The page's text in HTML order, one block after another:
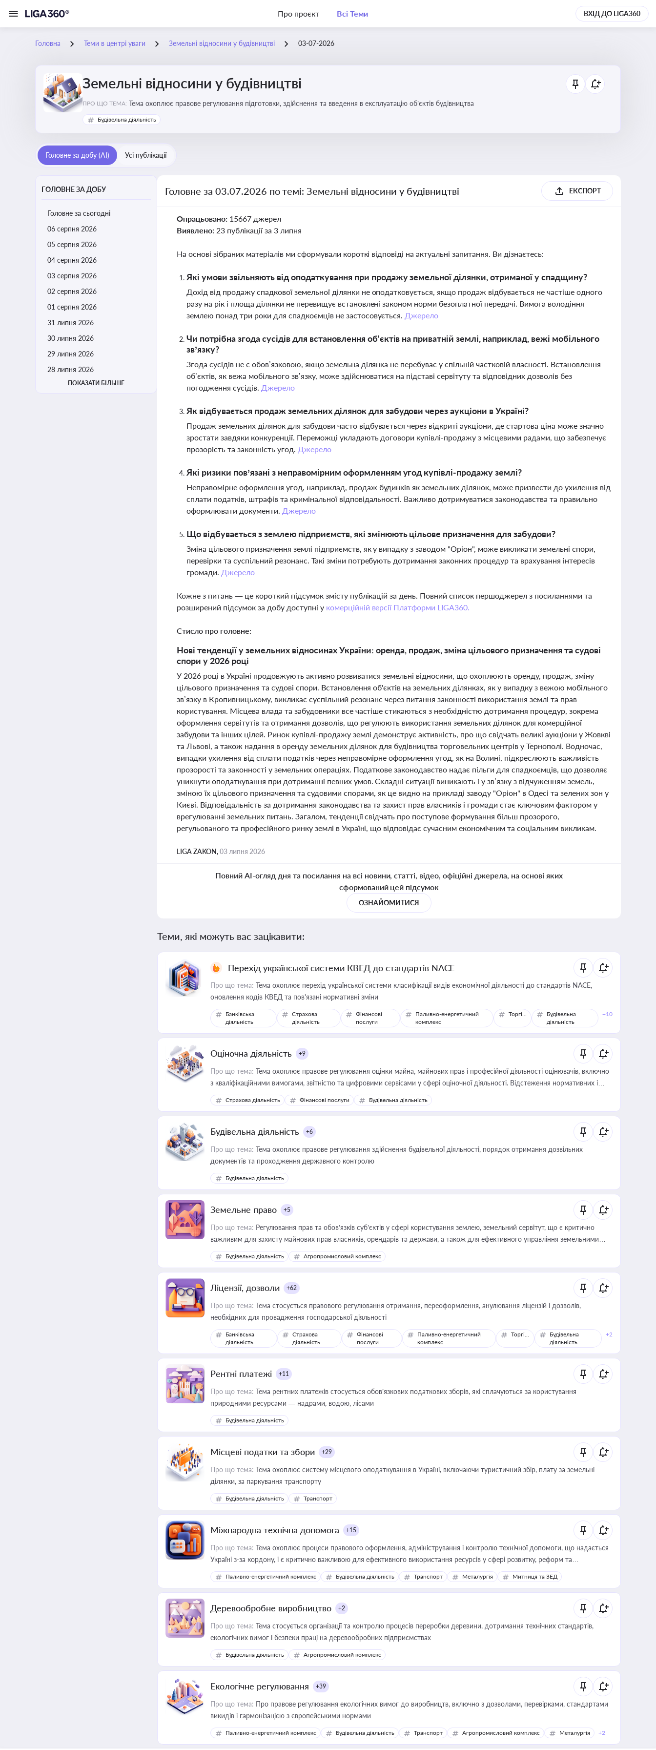
Про проєкт Всі Теми ВХІД ДО LIGA360
Головна Теми в центрі уваги Земельні відносини у будівництві 03-07-2026
Земельні відносини у будівництві
ПРО ЩО ТЕМА: Тема охоплює правове регулювання підготовки, здійснення та введення в експлуатацію об’єктів будівництва
Будівельна діяльність
Головне за добу (AI) Усі публікації
ГОЛОВНЕ ЗА ДОБУ
Головне за сьогодні
06 серпня 2026
05 серпня 2026
04 серпня 2026
03 серпня 2026
02 серпня 2026
01 серпня 2026
31 липня 2026
30 липня 2026
29 липня 2026
28 липня 2026
ПОКАЗАТИ БІЛЬШЕ
Головне за 03.07.2026 по темі: Земельні відносини у будівництві ЕКСПОРТ
Опрацьовано: 15667 джерел
Виявлено: 23 публікації за 3 липня
На основі зібраних матеріалів ми сформували короткі відповіді на актуальні запитання. Ви дізнаєтесь:
Які умови звільняють від оподаткування при продажу земельної ділянки, отриманої у спадщину?
Дохід від продажу спадкової земельної ділянки не оподатковується, якщо продаж відбувається не частіше одного
разу на рік і площа ділянки не перевищує встановлені законом норми безоплатної передачі. Вимога володіння
землею понад три роки для спадкоємців не застосовується. Джерело
Чи потрібна згода сусідів для встановлення об'єктів на приватній землі, наприклад, вежі мобільного
зв’язку?
Згода сусідів не є обов’язковою, якщо земельна ділянка не перебуває у спільній частковій власності. Встановлення
об’єктів, як вежа мобільного зв’язку, може здійснюватися на підставі сервітуту та відповідних дозволів без
погодження сусідів. Джерело
Як відбувається продаж земельних ділянок для забудови через аукціони в Україні?
Продаж земельних ділянок для забудови часто відбувається через відкриті аукціони, де стартова ціна може значно
зростати завдяки конкуренції. Переможці укладають договори купівлі-продажу з місцевими радами, що забезпечує
прозорість та законність угод. Джерело
Які ризики пов’язані з неправомірним оформленням угод купівлі-продажу землі?
Неправомірне оформлення угод, наприклад, продаж будинків як земельних ділянок, може призвести до ухилення від
сплати податків, штрафів та кримінальної відповідальності. Важливо дотримуватися законодавства та правильно
оформлювати документи. Джерело
Що відбувається з землею підприємств, які змінюють цільове призначення для забудови?
Зміна цільового призначення землі підприємств, як у випадку з заводом "Оріон", може викликати земельні спори,
перевірки та суспільний резонанс. Такі зміни потребують дотримання законних процедур та врахування інтересів
громади. Джерело
Кожне з питань — це короткий підсумок змісту публікацій за день. Повний список першоджерел з посиланнями та
розширений підсумок за добу доступні у комерційній версії Платформи LIGA360.
Стисло про головне:
Нові тенденції у земельних відносинах України: оренда, продаж, зміна цільового призначення та судові
спори у 2026 році
У 2026 році в Україні продовжують активно розвиватися земельні відносини, що охоплюють оренду, продаж, зміну
цільового призначення та судові спори. Встановлення об'єктів на земельних ділянках, як у випадку з вежою мобільного
зв’язку в Кропивницькому, викликає суспільний резонанс через питання законності використання землі та прав
користування. Місцева влада та забудовники все частіше стикаються з необхідністю дотримання процедур, зокрема
оформлення сервітутів та отримання дозволів, що регулюють використання земельних ділянок для комерційної
забудови та інших цілей. Ринок купівлі-продажу землі демонструє активність, про що свідчать великі аукціони у Жовкві
та Львові, а також надання в оренду земельних ділянок для будівництва торговельних центрів у Тернополі. Водночас,
випадки ухилення від сплати податків через неправомірне оформлення угод, як на Волині, підкреслюють важливість
прозорості та законності у земельних операціях. Податкове законодавство надає пільги для спадкоємців, що дозволяє
уникнути оподаткування при дотриманні певних умов. Складні ситуації виникають і у зв’язку з відчуженням земель,
зміною їх цільового призначення та судовими спорами, як це видно на прикладі заводу "Оріон" в Одесі та зелених зон у
Києві. Відповідальність за дотримання законодавства та захист прав власників і громади стає ключовим фактором у
врегулюванні земельних питань. Загалом, тенденції свідчать про поступове формування більш прозорого,
регульованого та професійного ринку землі в Україні, що відповідає сучасним економічним та соціальним викликам.
LIGA ZAKON,03 липня 2026
Повний AI-огляд дня та посилання на всі новини, статті, відео, офіційні джерела, на основі яких
сформований цей підсумок
ОЗНАЙОМИТИСЯ
Теми, які можуть вас зацікавити:
Перехід української системи КВЕД до стандартів NACE
Про що тема: Тема охоплює перехід української системи класифікації видів економічної діяльності до стандартів NACE,
оновлення кодів КВЕД та пов'язані нормативні зміни
Банківська
діяльність
Страхова
діяльність
Фінансові
послуги
Паливно-енергетичний
комплекс
Торгівля
Будівельна
діяльність
+10
Оціночна діяльність +9
Про що тема: Тема охоплює правове регулювання оцінки майна, майнових прав і професійної діяльності оцінювачів, включно
з кваліфікаційними вимогами, звітністю та цифровими сервісами у сфері оціночної діяльності. Відстеження нормативних і
медійних змін у цій сфері корисне для власника бізнесу, керівника, юриста або бухгалтера під час оподаткування,
приватизації, оренди державного майна, корпоративних угод і перевірки статусу суб'єктів оціночної діяльності
Страхова діяльність Фінансові послуги Будівельна діяльність
Будівельна діяльність +6
Про що тема: Тема охоплює правове регулювання здійснення будівельної діяльності, порядок отримання дозвільних
документів та проходження державного контролю
Будівельна діяльність
Земельне право +5
Про що тема: Регулювання прав та обов’язків суб’єктів у сфері користування землею, земельний сервітут, що є критично
важливим для захисту майнових прав власників, орендарів та держави, а також для ефективного управління земельними
ресурсами
Будівельна діяльність Агропромисловий комплекс
Ліцензії, дозволи +62
Про що тема: Тема стосується правового регулювання отримання, переоформлення, анулювання ліцензій і дозволів,
необхідних для провадження господарської діяльності
Банківська
діяльність
Страхова
діяльність
Фінансові
послуги
Паливно-енергетичний
комплекс
Торгівля
Будівельна
діяльність
+2
Рентні платежі +11
Про що тема: Тема рентних платежів стосується обов’язкових податкових зборів, які сплачуються за користування
природними ресурсами — надрами, водою, лісами
Будівельна діяльність
Місцеві податки та збори +29
Про що тема: Тема охоплює систему місцевого оподаткування в Україні, включаючи туристичний збір, плату за земельні
ділянки, за паркування транспорту
Будівельна діяльність Транспорт
Міжнародна технічна допомога +15
Про що тема: Тема охоплює процеси правового оформлення, адміністрування і контролю технічної допомоги, що надається
Україні з-за кордону, і є критично важливою для ефективного використання ресурсів у сфері розвитку, реформ та
інфраструктурних проєктів
Паливно-енергетичний комплекс Будівельна діяльність Транспорт Металургія Митниця та ЗЕД
Деревообробне виробництво +2
Про що тема: Тема стосується організації та контролю процесів переробки деревини, дотримання технічних стандартів,
екологічних вимог і безпеки праці на деревообробних підприємствах
Будівельна діяльність Агропромисловий комплекс
Екологічне регулювання +39
Про що тема: Про правове регулювання екологічних вимог до виробництв, включно з дозволами, перевірками, стандартами
викидів і гармонізацією з європейськими нормами
Паливно-енергетичний комплекс Будівельна діяльність Транспорт Агропромисловий комплекс Металургія +2